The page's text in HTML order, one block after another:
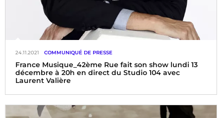
France Musique_42ème Rue fait son show lundi 13
décembre à 20h en direct du Studio 104 avec
Laurent Valière
24.11.2021 COMMUNIQUÉ DE PRESSE